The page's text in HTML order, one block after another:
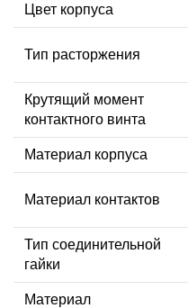
Цвет корпуса
Тип расторжения
Крутящий момент
контактного винта
Материал корпуса
Материал контактов
Тип соединительной
гайки
Материал